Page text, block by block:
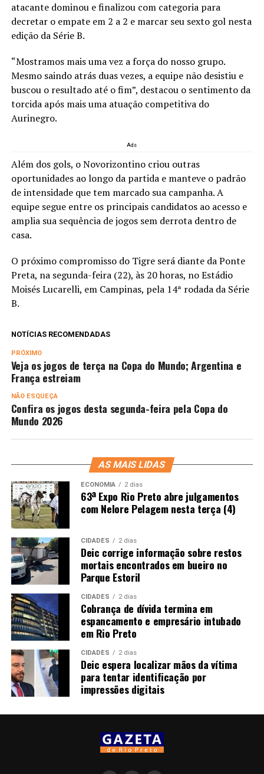
atacante dominou e finalizou com categoria para
decretar o empate em 2 a 2 e marcar seu sexto gol nesta
edição da Série B.
“Mostramos mais uma vez a força do nosso grupo.
Mesmo saindo atrás duas vezes, a equipe não desistiu e
buscou o resultado até o fim”, destacou o sentimento da
torcida após mais uma atuação competitiva do
Aurinegro.
Ads
Além dos gols, o Novorizontino criou outras
oportunidades ao longo da partida e manteve o padrão
de intensidade que tem marcado sua campanha. A
equipe segue entre os principais candidatos ao acesso e
amplia sua sequência de jogos sem derrota dentro de
casa.
O próximo compromisso do Tigre será diante da Ponte
Preta, na segunda-feira (22), às 20 horas, no Estádio
Moisés Lucarelli, em Campinas, pela 14ª rodada da Série
B.
NOTÍCIAS RECOMENDADAS
PRÓXIMO
Veja os jogos de terça na Copa do Mundo; Argentina e
França estreiam
NÃO ESQUEÇA
Confira os jogos desta segunda-feira pela Copa do
Mundo 2026
AS MAIS LIDAS
ECONOMIA 2 dias
63ª Expo Rio Preto abre julgamentos
com Nelore Pelagem nesta terça (4)
CIDADES 2 dias
Deic corrige informação sobre restos
mortais encontrados em bueiro no
Parque Estoril
CIDADES 2 dias
Cobrança de dívida termina em
espancamento e empresário intubado
em Rio Preto
CIDADES 2 dias
Deic espera localizar mãos da vítima
para tentar identificação por
impressões digitais